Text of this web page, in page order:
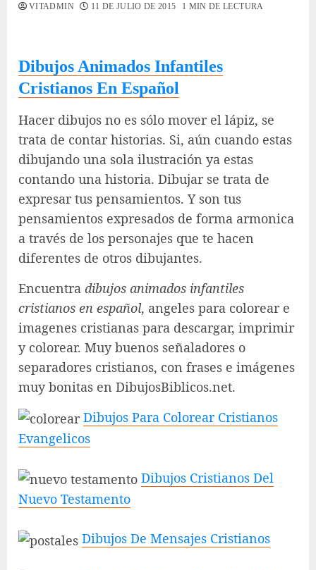
VITADMIN 11 DE JULIO DE 2015 1 MIN DE LECTURA
Dibujos Animados Infantiles
Cristianos En Español
Hacer dibujos no es sólo mover el lápiz, se
trata de contar historias. Si, aún cuando estas
dibujando una sola ilustración ya estas
contando una historia. Dibujar se trata de
expresar tus pensamientos. Y son tus
pensamientos expresados de forma armonica
a través de los personajes que te hacen
diferentes de otros dibujantes.
Encuentra dibujos animados infantiles
cristianos en español, angeles para colorear e
imagenes cristianas para descargar, imprimir
y colorear. Muy buenos señaladores o
separadores cristianos, con frases e imágenes
muy bonitas en DibujosBiblicos.net.
Dibujos Para Colorear Cristianos
Evangelicos
Dibujos Cristianos Del
Nuevo Testamento
Dibujos De Mensajes Cristianos